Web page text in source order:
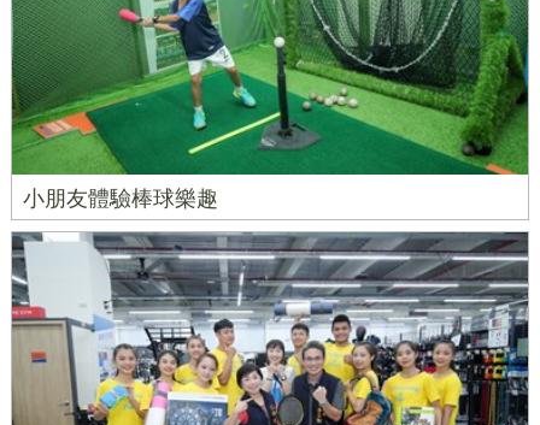
小朋友體驗棒球樂趣